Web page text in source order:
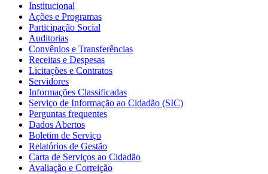
Institucional
Ações e Programas
Participação Social
Auditorias
Convênios e Transferências
Receitas e Despesas
Licitações e Contratos
Servidores
Informações Classificadas
Serviço de Informação ao Cidadão (SIC)
Perguntas frequentes
Dados Abertos
Boletim de Serviço
Relatórios de Gestão
Carta de Serviços ao Cidadão
Avaliação e Correição